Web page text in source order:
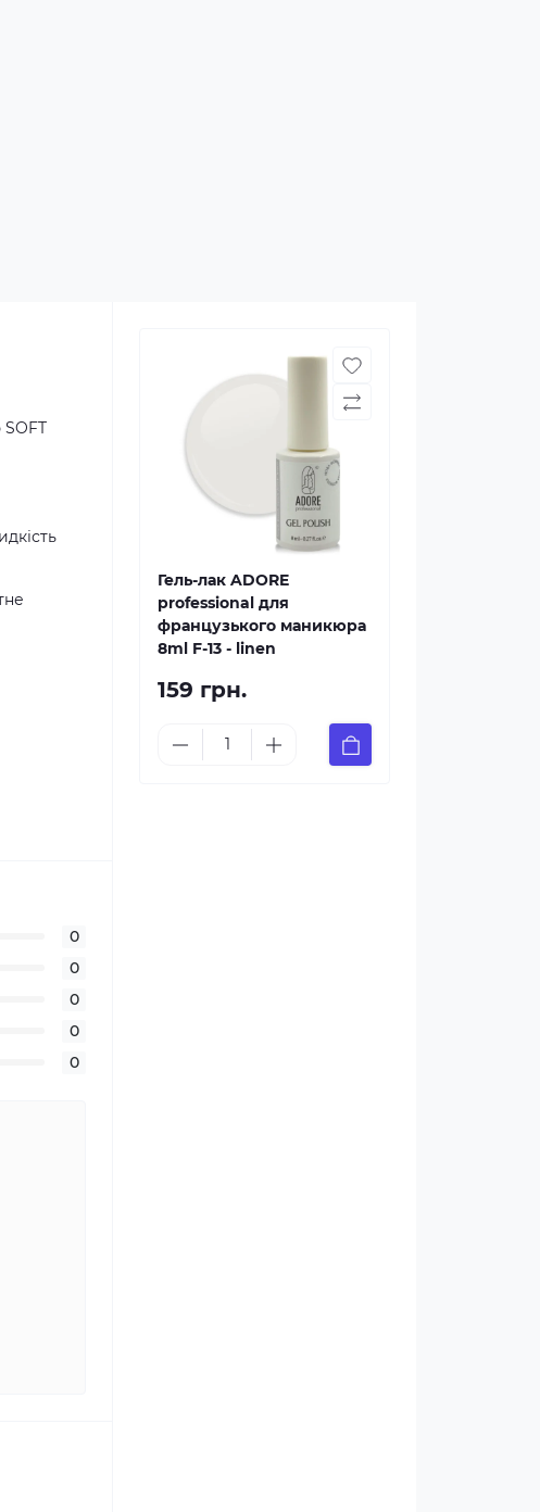
0
0
0
0
0
Гель-лак ADORE
professional для
французького маникюра
8ml F-13 - linen
159 грн.